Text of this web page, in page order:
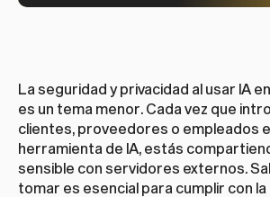
La seguridad y privacidad al usar IA
es un tema menor. Cada vez que
clientes, proveedores o empleados
herramienta de IA, estás
sensible con servidores externos.
tomar es esencial para cumplir con la